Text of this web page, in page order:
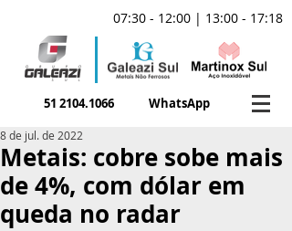
07:30 - 12:00 | 13:00 - 17:18
51 2104.1066 WhatsApp
Metais: cobre sobe mais
de 4%, com dólar em
queda no radar
8 de jul. de 2022